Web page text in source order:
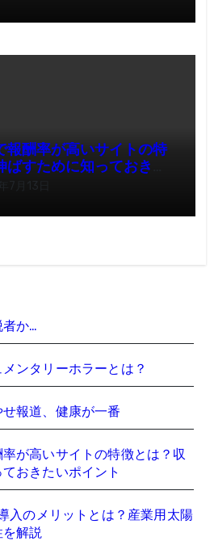
報酬率が高いサイトの特
すために知っておきた
7月13日
者か…
ンタリーホラーとは？
報道、健康が一番
が高いサイトの特徴とは？収
おきたいポイント
入のメリットとは？産業用太陽
解説